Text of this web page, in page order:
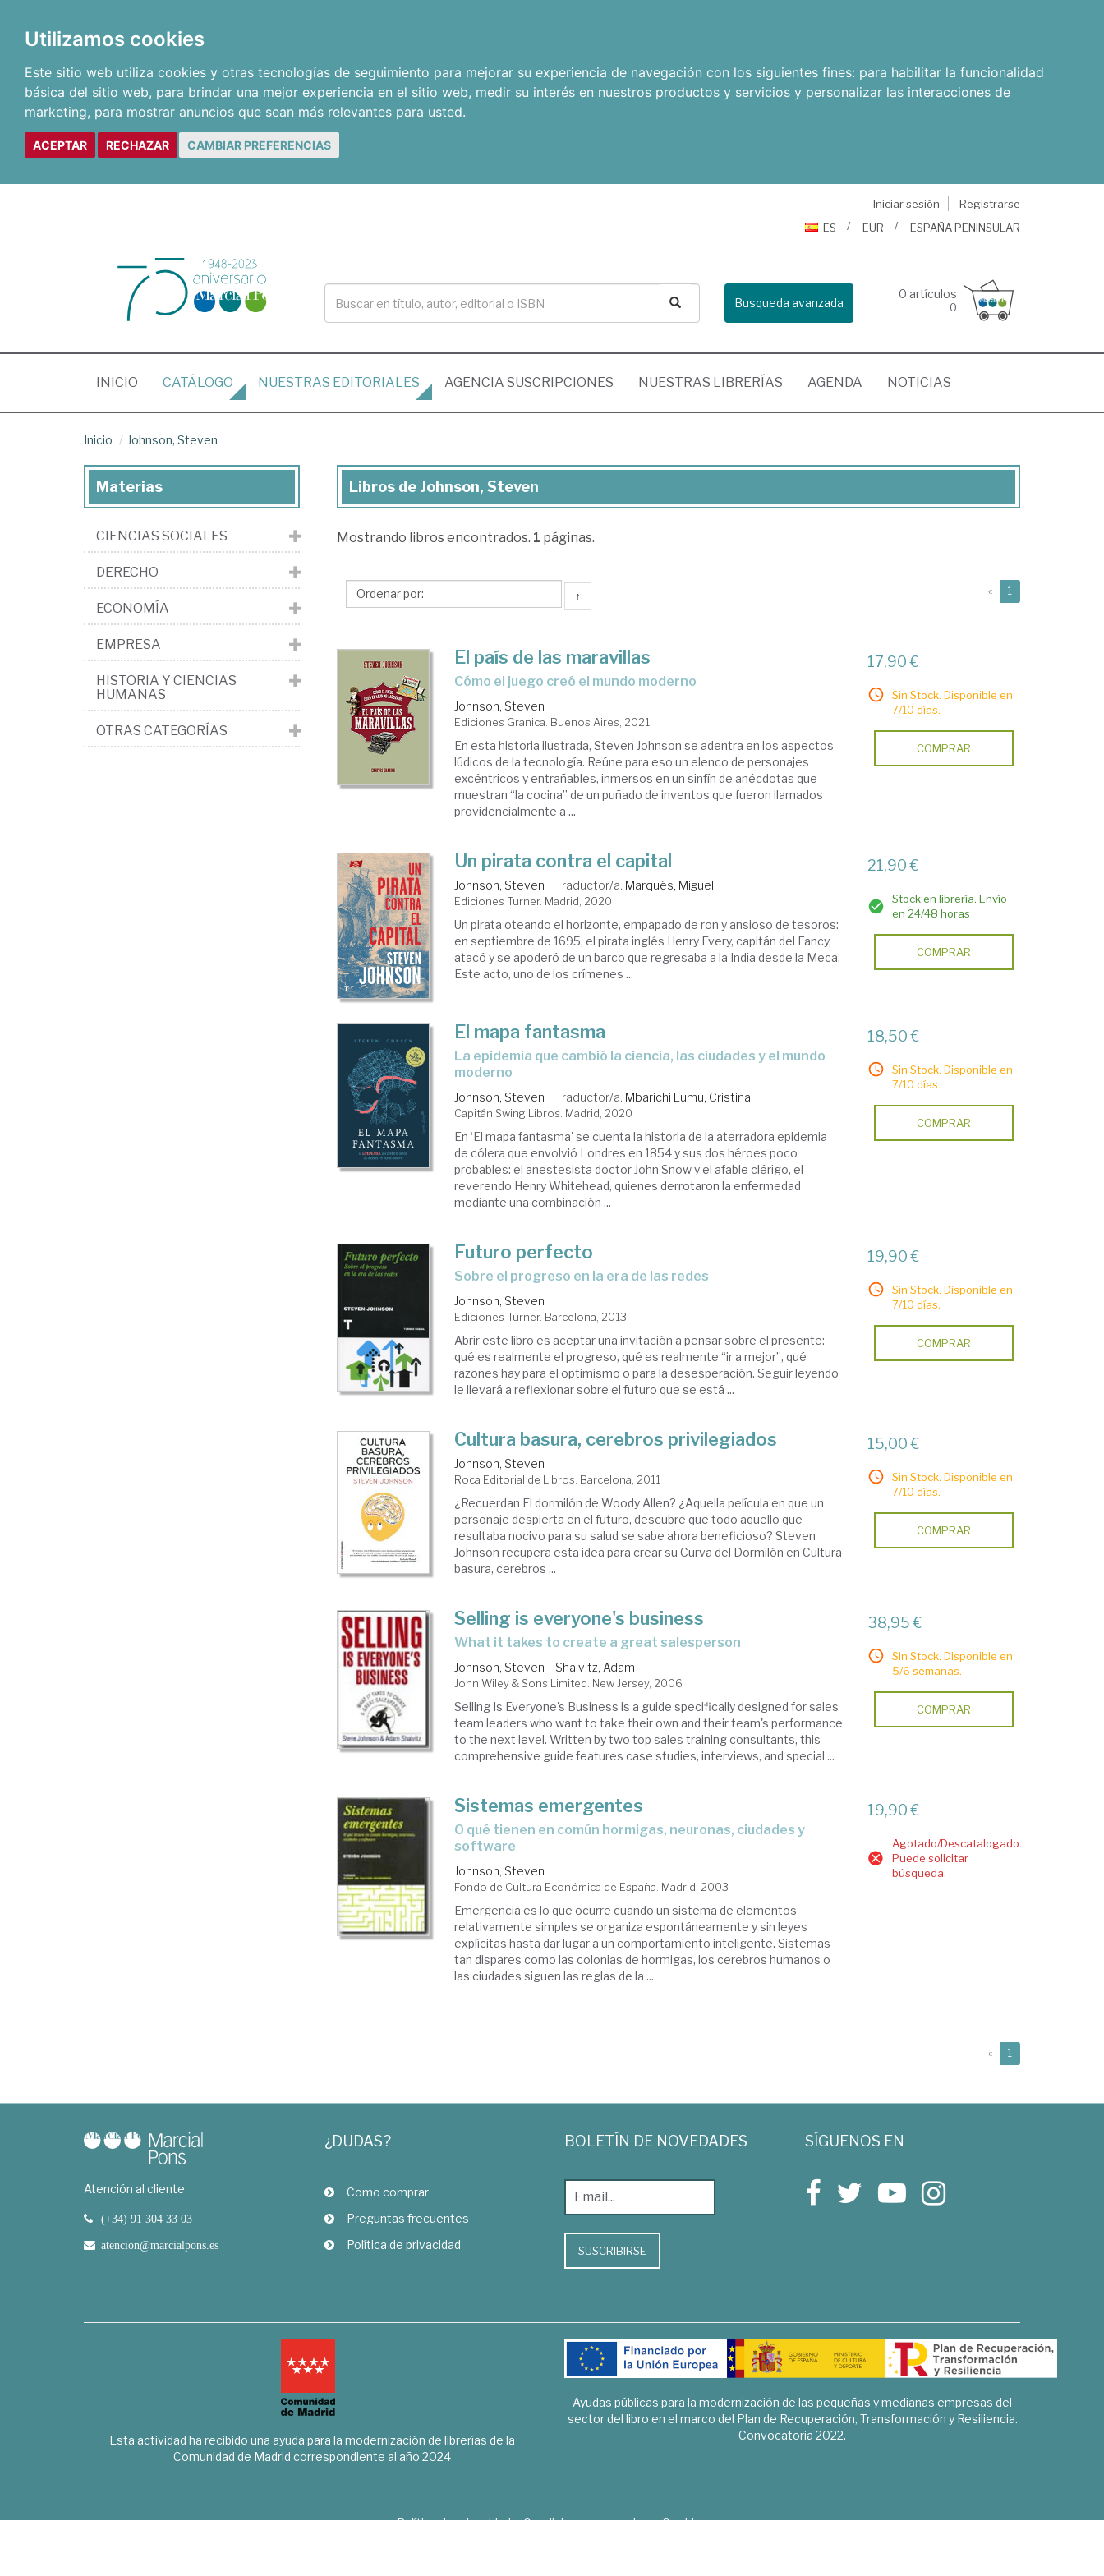
Utilizamos cookies
Este sitio web utiliza cookies y otras tecnologías de seguimiento para mejorar su experiencia de navegación con los siguientes fines: para habilitar la funcionalidad
básica del sitio web, para brindar una mejor experiencia en el sitio web, medir su interés en nuestros productos y servicios y personalizar las interacciones de
marketing, para mostrar anuncios que sean más relevantes para usted.
ACEPTAR RECHAZAR CAMBIAR PREFERENCIAS
Iniciar sesión
Registrarse
ES
EUR ESPAÑA PENINSULAR
Busqueda avanzada
0 artículos
0
INICIO (CURRENT)
CATÁLOGO NUESTRAS EDITORIALES AGENCIA SUSCRIPCIONES NUESTRAS LIBRERÍAS AGENDA NOTICIAS
Inicio Johnson, Steven
Libros
Johnson,
Libros de Johnson, Steven
Mostrando libros encontrados. 1 páginas.
↑ « 1
El país de las maravillas
Cómo el juego creó el mundo moderno
Johnson, Steven
Ediciones Granica. Buenos Aires, 2021
En esta historia ilustrada, Steven Johnson se adentra en los aspectos
lúdicos de la tecnología. Reúne para eso un elenco de personajes
excéntricos y entrañables, inmersos en un sinfín de anécdotas que
muestran “la cocina” de un puñado de inventos que fueron llamados
providencialmente a ...
17,90 €
Sin Stock. Disponible en
7/10 días.
COMPRAR
Un pirata contra el capital
Johnson, Steven Traductor/a. Marqués, Miguel
Ediciones Turner. Madrid, 2020
Un pirata oteando el horizonte, empapado de ron y ansioso de tesoros:
en septiembre de 1695, el pirata inglés Henry Every, capitán del Fancy,
atacó y se apoderó de un barco que regresaba a la India desde la Meca.
Este acto, uno de los crímenes ...
21,90 €
Stock en librería. Envío
en 24/48 horas
COMPRAR
El mapa fantasma
la epidemia que cambió la ciencia, las ciudades y el mundo
moderno
Johnson, Steven Traductor/a. Mbarichi Lumu, Cristina
Capitán Swing Libros. Madrid, 2020
En ‘El mapa fantasma' se cuenta la historia de la aterradora epidemia
de cólera que envolvió Londres en 1854 y sus dos héroes poco
probables: el anestesista doctor John Snow y el afable clérigo, el
reverendo Henry Whitehead, quienes derrotaron la enfermedad
mediante una combinación ...
18,50 €
Sin Stock. Disponible en
7/10 días.
COMPRAR
Futuro perfecto
sobre el progreso en la era de las redes
Johnson, Steven
Ediciones Turner. Barcelona, 2013
Abrir este libro es aceptar una invitación a pensar sobre el presente:
qué es realmente el progreso, qué es realmente “ir a mejor”, qué
razones hay para el optimismo o para la desesperación. Seguir leyendo
le llevará a reflexionar sobre el futuro que se está ...
19,90 €
Sin Stock. Disponible en
7/10 días.
COMPRAR
Cultura basura, cerebros privilegiados
Johnson, Steven
Roca Editorial de Libros. Barcelona, 2011
¿Recuerdan El dormilón de Woody Allen? ¿Aquella película en que un
personaje despierta en el futuro, descubre que todo aquello que
resultaba nocivo para su salud se sabe ahora beneficioso? Steven
Johnson recupera esta idea para crear su Curva del Dormilón en Cultura
basura, cerebros ...
15,00 €
Sin Stock. Disponible en
7/10 días.
COMPRAR
Selling is everyone's business
what it takes to create a great salesperson
Johnson, Steven Shaivitz, Adam
John Wiley & Sons Limited. New Jersey, 2006
Selling Is Everyone's Business is a guide specifically designed for sales
team leaders who want to take their own and their team's performance
to the next level. Written by two top sales training consultants, this
comprehensive guide features case studies, interviews, and special ...
38,95 €
Sin Stock. Disponible en
5/6 semanas.
COMPRAR
Sistemas emergentes
o qué tienen en común hormigas, neuronas, ciudades y
software
Johnson, Steven
Fondo de Cultura Económica de España. Madrid, 2003
Emergencia es lo que ocurre cuando un sistema de elementos
relativamente simples se organiza espontáneamente y sin leyes
explícitas hasta dar lugar a un comportamiento inteligente. Sistemas
tan dispares como las colonias de hormigas, los cerebros humanos o
las ciudades siguen las reglas de la ...
19,90 €
Agotado/Descatalogado.
Puede solicitar
búsqueda.
« 1
Materias
CIENCIAS SOCIALES
DERECHO
ECONOMÍA
EMPRESA
HISTORIA Y CIENCIAS
HUMANAS
OTRAS CATEGORÍAS
Atención al cliente
(+34) 91 304 33 03
atencion@marcialpons.es
¿DUDAS?
Como comprar
Preguntas frecuentes
Política de privacidad
BOLETÍN DE NOVEDADES
SUSCRIBIRSE
SÍGUENOS EN
Esta actividad ha recibido una ayuda para la modernización de librerías de la
Comunidad de Madrid correspondiente al año 2024
Ayudas públicas para la modernización de las pequeñas y medianas empresas del
sector del libro en el marco del Plan de Recuperación, Transformación y Resiliencia.
Convocatoria 2022.
Política de privacidad Condiciones generales
Cookies